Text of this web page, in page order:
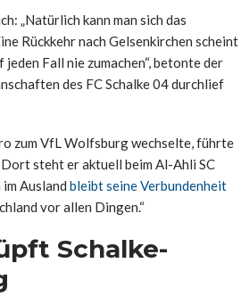
„Natürlich kann man sich das
Rückkehr nach Gelsenkirchen scheint
Fall nie zumachen“, betonte der
des FC Schalke 04 durchlief
zum VfL Wolfsburg wechselte, führte
steht er aktuell beim Al-Ahli SC
Ausland bleibt seine Verbundenheit
vor allen Dingen.“
Schalke-